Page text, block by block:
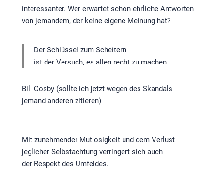
interessanter. Wer erwartet schon ehrliche Antworten
von jemandem, der keine eigene Meinung hat?
Der Schlüssel zum Scheitern
ist der Versuch, es allen recht zu machen.
Bill Cosby (sollte ich jetzt wegen des Skandals
jemand anderen zitieren)
Mit zunehmender Mutlosigkeit und dem Verlust
jeglicher Selbstachtung verringert sich auch
der Respekt des Umfeldes.